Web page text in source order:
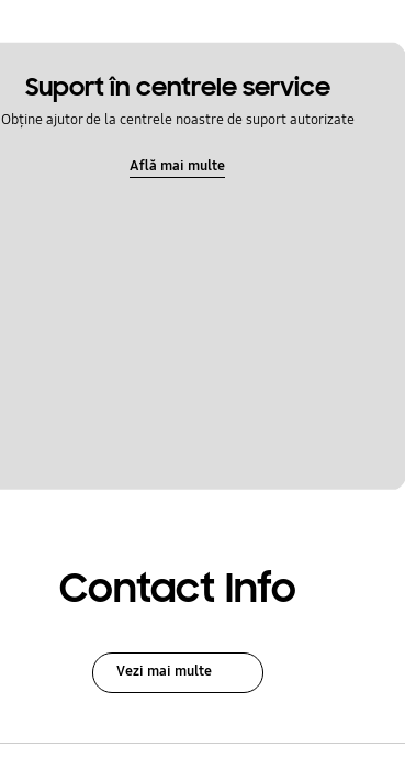
Suport în centrele service
Obține ajutor de la centrele noastre de suport autorizate
Află mai multe
Contact Info
Vezi mai multe